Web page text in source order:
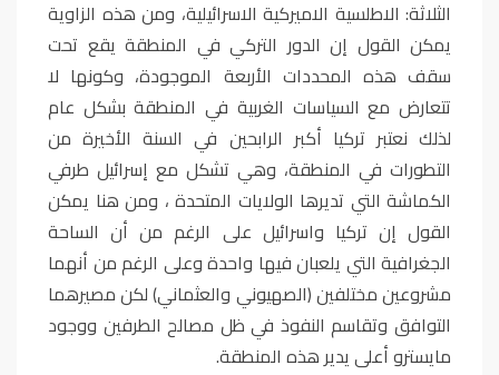
الثلاثة: الاطلسية الاميركية الاسرائيلية، ومن هذه الزاوية
يمكن القول إن الدور التركي في المنطقة يقع تحت
سقف هذه المحددات الأربعة الموجودة، وكونها لا
تتعارض مع السياسات الغربية في المنطقة بشكل عام
لذلك نعتبر تركيا أكبر الرابحين في السنة الأخيرة من
التطورات في المنطقة، وهي تشكل مع إسرائيل طرفي
الكماشة التي تديرها الولايات المتحدة ، ومن هنا يمكن
القول إن تركيا واسرائيل على الرغم من أن الساحة
الجغرافية التي يلعبان فيها واحدة وعلى الرغم من أنهما
مشروعين مختلفين (الصهيوني والعثماني) لكن مصيرهما
التوافق وتقاسم النفوذ في ظل مصالح الطرفين ووجود
مايسترو أعلى يدير هذه المنطقة.